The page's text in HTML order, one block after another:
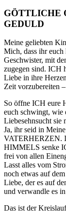
GÖTTLICHE
GEDULD
Meine geliebten
Mich, dass ihr euch
Geschwister, mit
zugegen sind. ICH
Liebe in ihre
Zeit vorzubereiten
So öffne ICH eure
euch schwingt, wie
Liebesehnsucht
Ja, ihr seid in
VATERHERZEN.
HIMMELS senke
frei von allen
Lasst alles vom
noch etwas auf
Liebe, der es auf
und verwandle es
Das ist der